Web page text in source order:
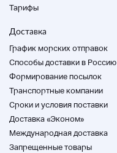
Тарифы
Доставка
График морских отправок
Способы доставки в Россию
Формирование посылок
Транспортные компании
Cроки и условия поставки
Доставка «Эконом»
Международная доставка
Запрещенные товары